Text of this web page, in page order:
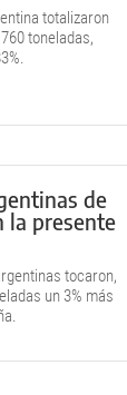
totalizaron
toneladas,
de
la presente
tocaron,
un 3% más